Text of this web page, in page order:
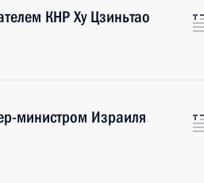
КНР Ху Цзиньтао
министром Израиля